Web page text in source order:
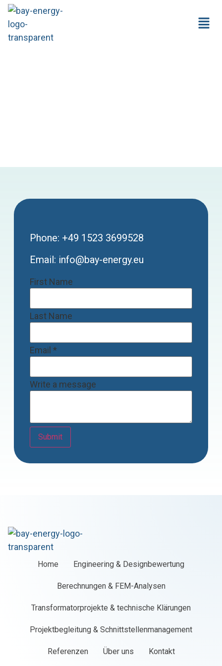
Phone: +49 1523 3699528
Email: info@bay-energy.eu
Last
Email
First Name
Last Name
Email *
Write a message
Submit
Home Engineering & Designbewertung
Berechnungen & FEM-Analysen
Transformatorprojekte & technische Klärungen
Projektbegleitung & Schnittstellenmanagement
Referenzen Über uns Kontakt